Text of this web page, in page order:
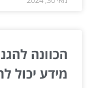
הכוונה
מידע יכול